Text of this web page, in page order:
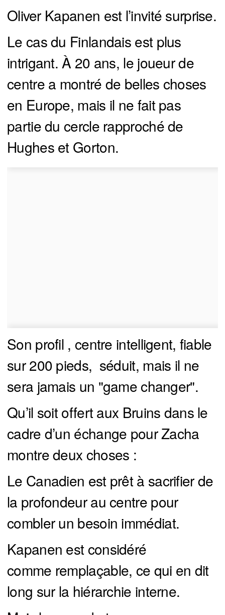
Oliver Kapanen est l’invité surprise.
Le cas du Finlandais est plus
intrigant. À 20 ans, le joueur de
centre a montré de belles choses
en Europe, mais il ne fait pas
partie du cercle rapproché de
Hughes et Gorton.
Son profil , centre intelligent, fiable
sur 200 pieds, séduit, mais il ne
sera jamais un "game changer".
Qu’il soit offert aux Bruins dans le
cadre d’un échange pour Zacha
montre deux choses :
Le Canadien est prêt à sacrifier de
la profondeur au centre pour
combler un besoin immédiat.
Kapanen est considéré
comme remplaçable, ce qui en dit
long sur la hiérarchie interne.